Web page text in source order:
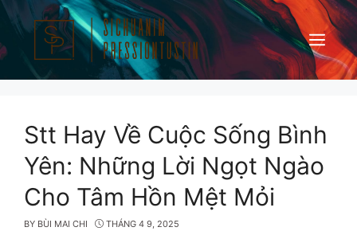
Skip
content
Menu
Stt Hay Về Cuộc Sống Bình
Yên: Những Lời Ngọt Ngào
Cho Tâm Hồn Mệt Mỏi
BY BÙI MAI CHI THÁNG 4 9, 2025